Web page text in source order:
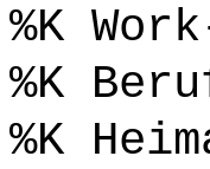
%K
%K
%K